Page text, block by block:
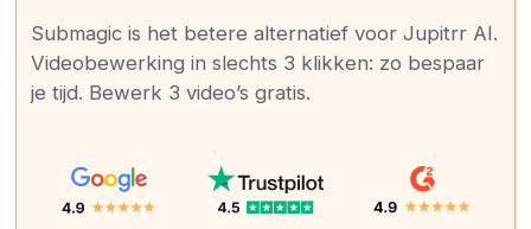
Submagic is het betere alternatief voor Jupitrr AI.
Videobewerking in slechts 3 klikken: zo bespaar
je tijd. Bewerk 3 video’s gratis.